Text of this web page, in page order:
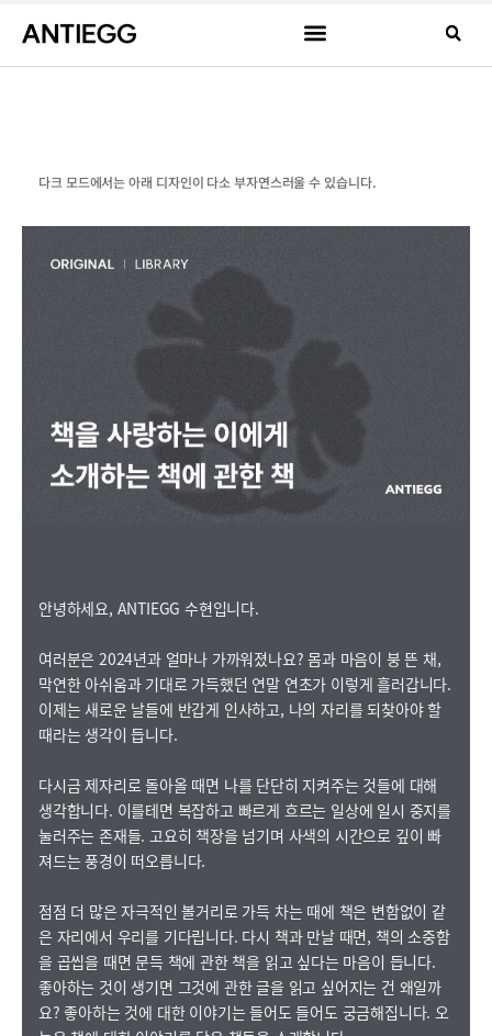
다크 모드에서는 아래 디자인이 다소 부자연스러울 수 있습니다.
안녕하세요, ANTIEGG 수현입니다.
여러분은 2024년과 얼마나 가까워졌나요? 몸과 마음이 붕 뜬 채,
막연한 아쉬움과 기대로 가득했던 연말 연초가 이렇게 흘러갑니다.
이제는 새로운 날들에 반갑게 인사하고, 나의 자리를 되찾아야 할
때라는 생각이 듭니다.
다시금 제자리로 돌아올 때면 나를 단단히 지켜주는 것들에 대해
생각합니다. 이를테면 복잡하고 빠르게 흐르는 일상에 일시 중지를
눌러주는 존재들. 고요히 책장을 넘기며 사색의 시간으로 깊이 빠
져드는 풍경이 떠오릅니다.
점점 더 많은 자극적인 볼거리로 가득 차는 때에 책은 변함없이 같
은 자리에서 우리를 기다립니다. 다시 책과 만날 때면, 책의 소중함
을 곱씹을 때면 문득 책에 관한 책을 읽고 싶다는 마음이 듭니다.
좋아하는 것이 생기면 그것에 관한 글을 읽고 싶어지는 건 왜일까
요? 좋아하는 것에 대한 이야기는 들어도 들어도 궁금해집니다. 오